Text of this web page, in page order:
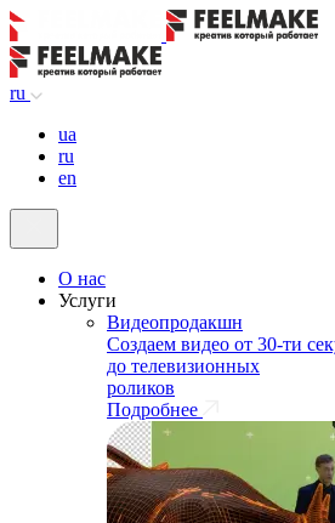
ru
ua
ru
en
О нас
Услуги
Видеопродакшн
Создаем видео от 30-ти
до телевизионных
роликов
Подробнее